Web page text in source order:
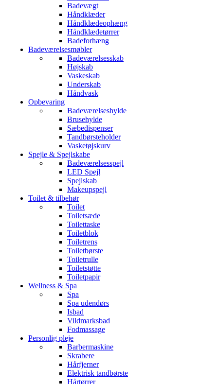
Badevægt
Håndklæder
Håndklædeophæng
Håndklædetørrer
Badeforhæng
Badeværelsesmøbler
Badeværelsesskab
Højskab
Vaskeskab
Underskab
Håndvask
Opbevaring
Badeværelseshylde
Brusehylde
Sæbedispenser
Tandbørsteholder
Vasketøjskurv
Spejle & Spejlskabe
Badeværelsesspejl
LED Spejl
Spejlskab
Makeupspejl
Toilet & tilbehør
Toilet
Toiletsæde
Toilettaske
Toiletblok
Toiletrens
Toiletbørste
Toiletrulle
Toiletstøtte
Toiletpapir
Wellness & Spa
Spa
Spa udendørs
Isbad
Vildmarksbad
Fodmassage
Personlig pleje
Barbermaskine
Skrabere
Hårfjerner
Elektrisk tandbørste
Hårtørrer